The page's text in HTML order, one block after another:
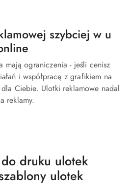
szybciej w u
mają ograniczenia - jeśli cenisz
i współpracę z grafikiem na
Ciebie. Ulotki reklamowe nadal
reklamy.
druku ulotek
ulotek